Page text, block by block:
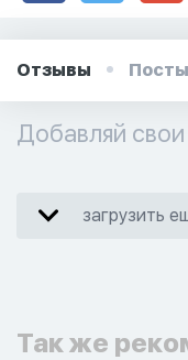
Отзывы Посты
Добавляй
загрузить
Так же